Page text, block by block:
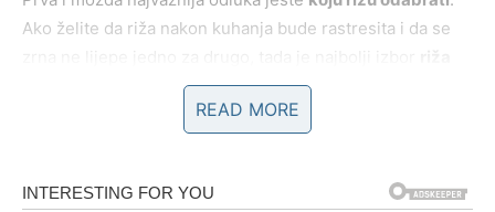
Ako želite da riža nakon kuhanja bude rastresita i da se
. Ona sadrži manje škroba u odnosu na
okruglastu rižu, što omogućava da nakon kuhanja svako
S druge strane,okruglo zrno
nakon kuhanja postaje
READ MORE